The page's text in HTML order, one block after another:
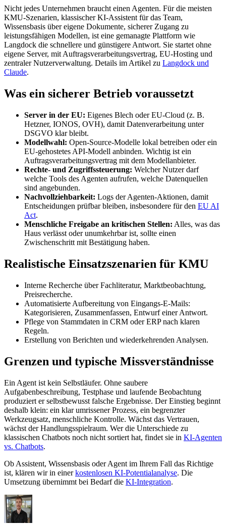
Nicht jedes Unternehmen braucht einen Agenten. Für die meisten
KMU-Szenarien, klassischer KI-Assistent für das Team,
Wissensbasis über eigene Dokumente, sicherer Zugang zu
leistungsfähigen Modellen, ist eine gemanagte Plattform wie
Langdock die schnellere und günstigere Antwort. Sie startet ohne
eigene Server, mit Auftragsverarbeitungsvertrag, EU-Hosting und
zentraler Nutzerverwaltung. Details im Artikel zu Langdock und
Claude.
Was ein sicherer Betrieb voraussetzt
Server in der EU: Eigenes Blech oder EU-Cloud (z. B.
Hetzner, IONOS, OVH), damit Datenverarbeitung unter
DSGVO klar bleibt.
Modellwahl: Open-Source-Modelle lokal betreiben oder ein
EU-gehostetes API-Modell anbinden. Wichtig ist ein
Auftragsverarbeitungsvertrag mit dem Modellanbieter.
Rechte- und Zugriffssteuerung: Welcher Nutzer darf
welche Tools des Agenten aufrufen, welche Datenquellen
sind angebunden.
Nachvollziehbarkeit: Logs der Agenten-Aktionen, damit
Entscheidungen prüfbar bleiben, insbesondere für den EU AI
Act.
Menschliche Freigabe an kritischen Stellen: Alles, was das
Haus verlässt oder unumkehrbar ist, sollte einen
Zwischenschritt mit Bestätigung haben.
Realistische Einsatzszenarien für KMU
Interne Recherche über Fachliteratur, Marktbeobachtung,
Preisrecherche.
Automatisierte Aufbereitung von Eingangs-E-Mails:
Kategorisieren, Zusammenfassen, Entwurf einer Antwort.
Pflege von Stammdaten in CRM oder ERP nach klaren
Regeln.
Erstellung von Berichten und wiederkehrenden Analysen.
Grenzen und typische Missverständnisse
Ein Agent ist kein Selbstläufer. Ohne saubere
Aufgabenbeschreibung, Testphase und laufende Beobachtung
produziert er selbstbewusst falsche Ergebnisse. Der Einstieg beginnt
deshalb klein: ein klar umrissener Prozess, ein begrenzter
Werkzeugsatz, menschliche Kontrolle. Wächst das Vertrauen,
wächst der Handlungsspielraum. Wer die Unterschiede zu
klassischen Chatbots noch nicht sortiert hat, findet sie in KI-Agenten
vs. Chatbots.
Ob Assistent, Wissensbasis oder Agent im Ihrem Fall das Richtige
ist, klären wir in einer kostenlosen KI-Potentialanalyse. Die
Umsetzung übernimmt bei Bedarf die KI-Integration.